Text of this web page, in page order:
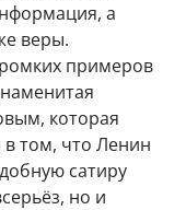
а
веры.
примеров
которая
том, что Ленин
сатиру
но и